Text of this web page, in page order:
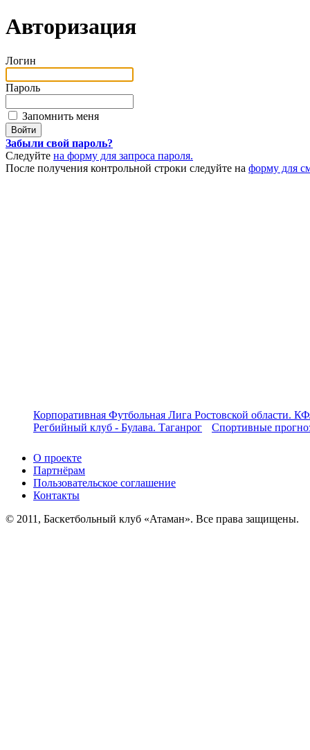
Авторизация
Логин
Пароль
Запомнить меня
Забыли свой пароль?
Следуйте на форму для запроса пароля.
После получения контрольной строки следуйте на форму для
Корпоративная Футбольная Лига Ростовской области.
Регбийный клуб - Булава. Таганрог
Спортивные
О проекте
Партнёрам
Пользовательское соглашение
Контакты
© 2011, Баскетбольный клуб «Атаман». Все права защищены.